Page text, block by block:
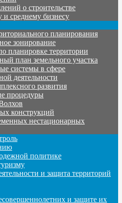
о строительстве
среднему бизнесу
планирования
зонирование
планировке территории
план земельного участка
системы в сфере
деятельности
развития
процедуры
конструкций
нестационарных
политике
и защита территорий
и защите их